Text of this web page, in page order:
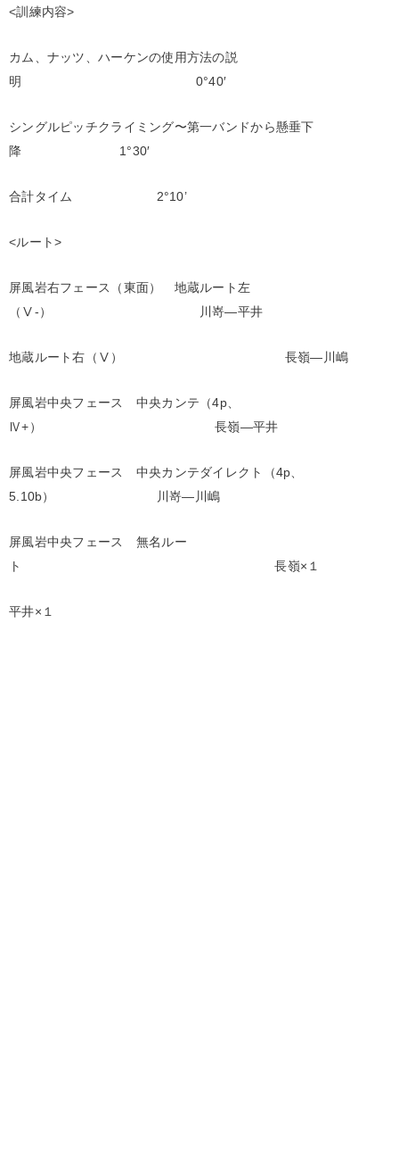
<訓練内容>
カム、ナッツ、ハーケンの使用方法の説
明 0°40′
シングルピッチクライミング〜第一バンドから懸垂下
降 1°30′
合計タイム 2°10’
<ルート>
屏風岩右フェース（東面） 地蔵ルート左
（Ⅴ‐） 川嵜―平井
地蔵ルート右（Ⅴ） 長嶺―川嶋
屏風岩中央フェース 中央カンテ（4p、
Ⅳ+） 長嶺―平井
屏風岩中央フェース 中央カンテダイレクト（4p、
5.10b） 川嵜―川嶋
屏風岩中央フェース 無名ルー
ト 長嶺×１
平井×１